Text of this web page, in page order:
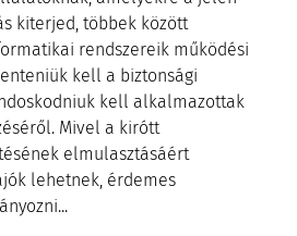
kiterjed, többek között
rendszereik működési
kell a biztonsági
kell alkalmazottak
Mivel a kirótt
elmulasztásáért
lehetnek, érdemes